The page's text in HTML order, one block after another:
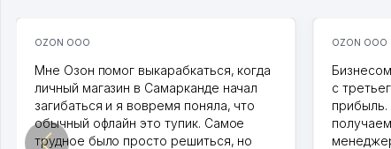
OZON ООО
Мне Озон помог выкарабкаться, когда
личный магазин в Самарканде начал
загибаться и я вовремя поняла, что
обычный офлайн это тупик. Самое
трудное было просто решиться, но
OZON ООО
с